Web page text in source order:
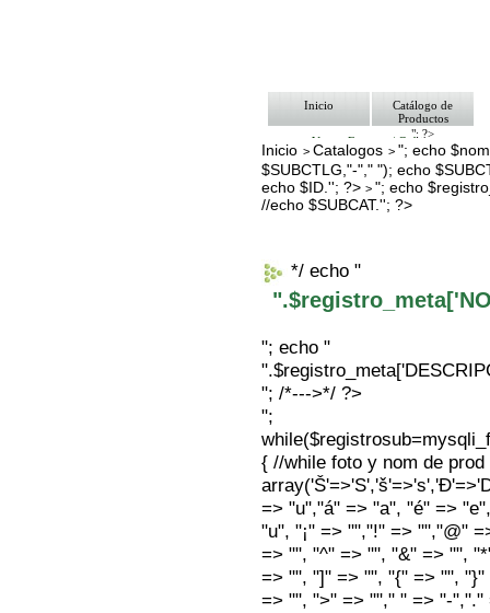
Inicio
Catálogo de
Productos
"; ?>
Ventas Empresa/ Gobierno
Ofertas
Envíos y Formas de Pago
Nosotros
Bolsa de Trabajo
Contacto
Inicio >Catalogos >"; echo
$SUBCTLG,"-"," "); echo
echo $ID.''; ?>>"; echo
//echo $SUBCAT.''; ?>
*/ echo "
"; echo "
"; /*--->*/ ?>
";
{ //while foto y nom de
=> "u","á" => "a", "é" =>
"u", "¡" => "","!" => "","@"
=> "", "^" => "", "&" => "",
=> "", "]" => "", "{" => "",
=> "", ">" => ""," " => "-","."